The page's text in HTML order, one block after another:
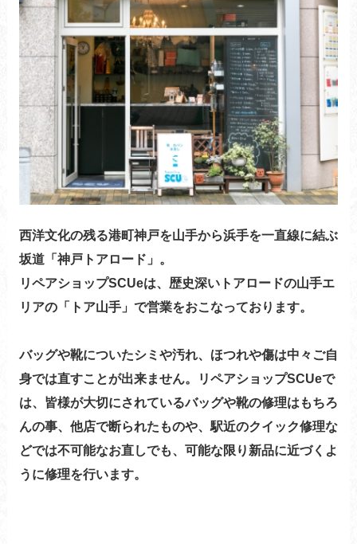
西洋文化の残る港町神戸を山手から浜手を一直線に結ぶ
坂道「神戸トアロード」。
リペアショップSCUeは、歴史深いトアロードの山手エ
リアの「トア山手」で営業をおこなっております。
バッグや靴についたシミや汚れ、ほつれや傷は中々ご自
身では直すことが出来ません。リペアショップSCUeで
は、皆様が大切にされているバッグや靴の修理はもちろ
んの事、他店で断られたものや、駅近のクイック修理な
どでは不可能なお直しでも、可能な限り新品に近づくよ
うに修理を行います。